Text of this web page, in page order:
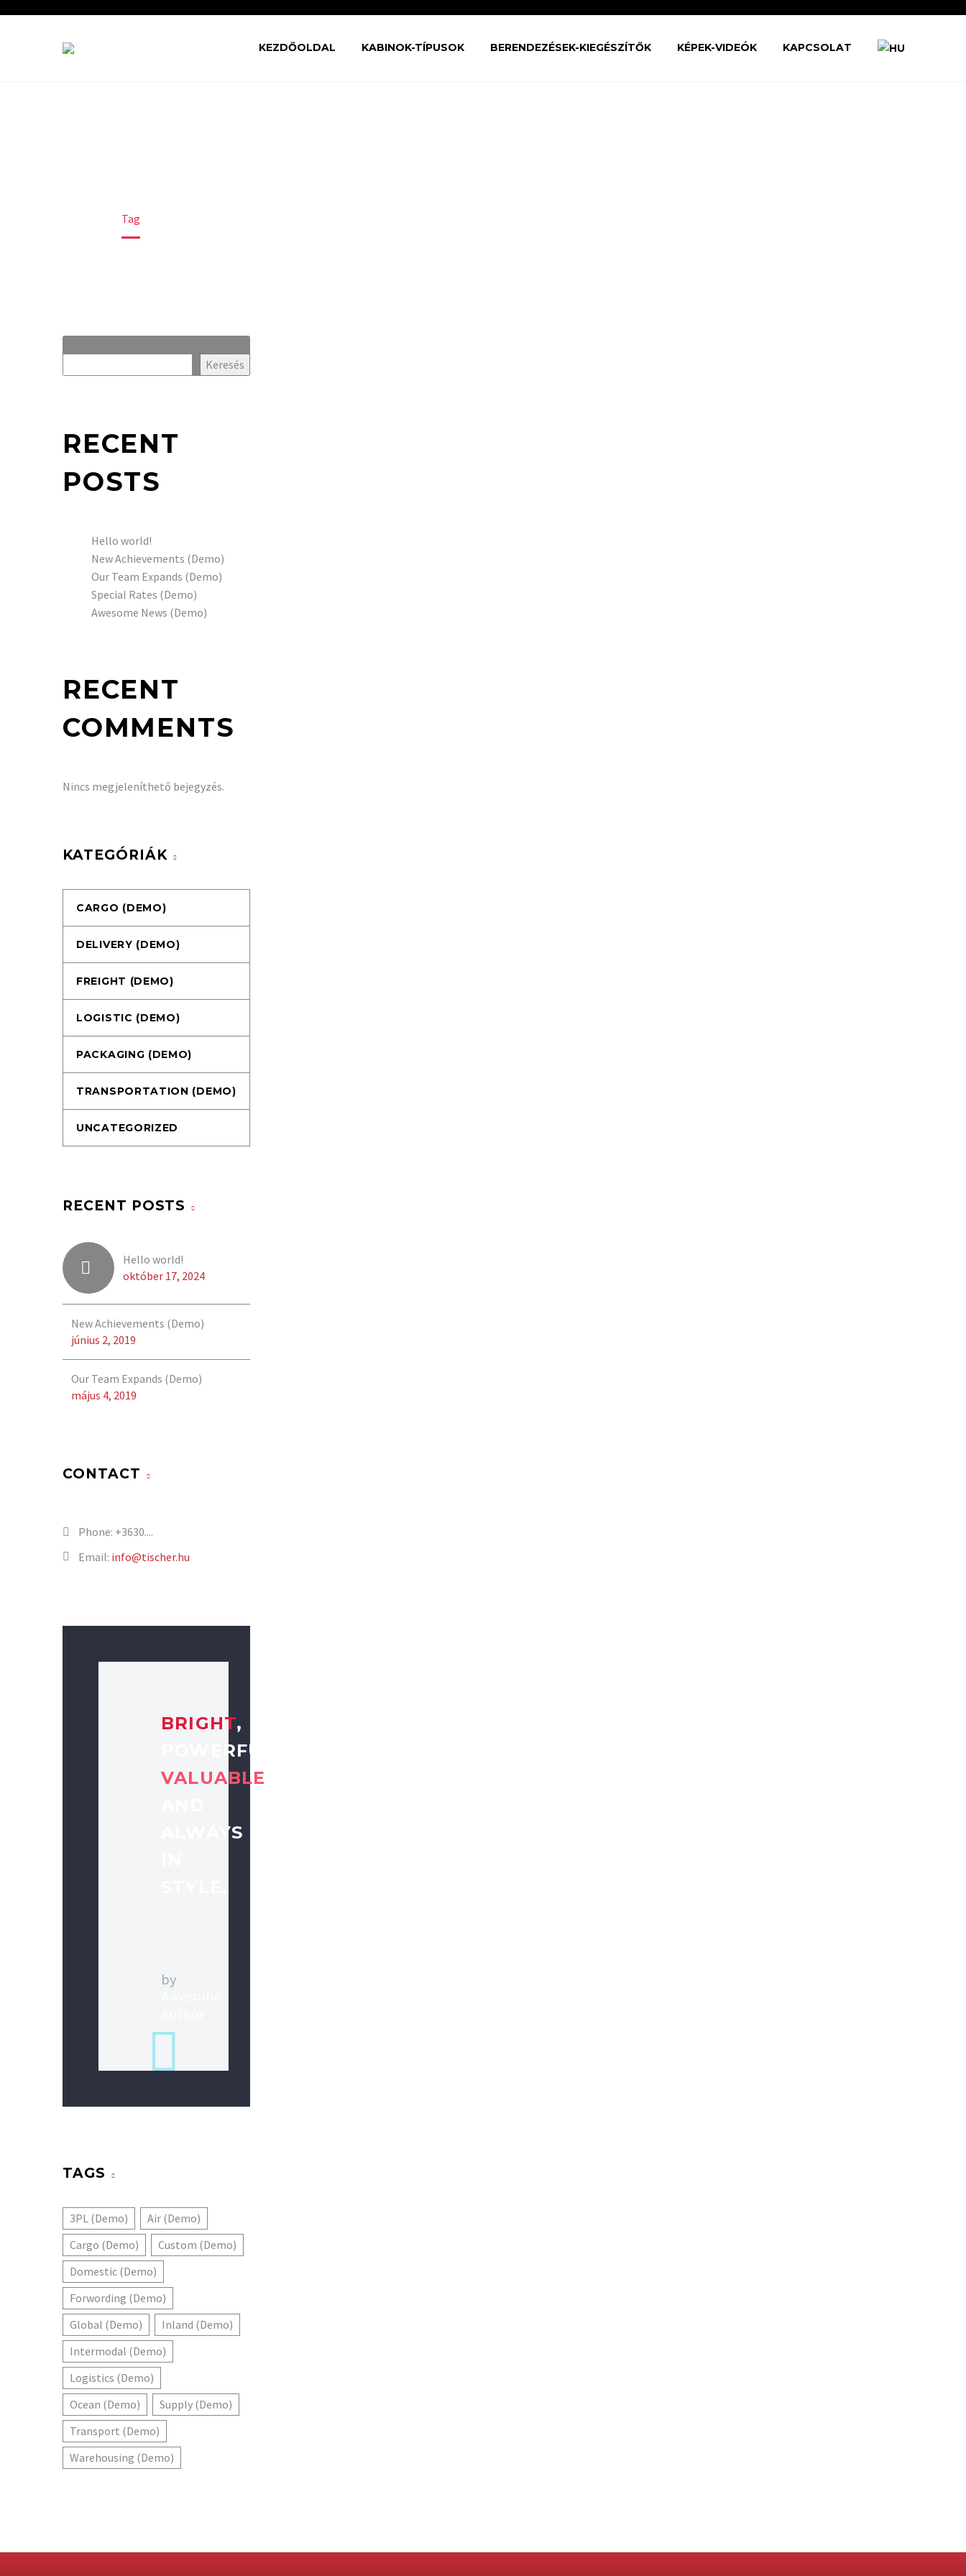
KEZDŐOLDAL KABINOK-TÍPUSOK BERENDEZÉSEK-KIEGÉSZÍTŐK KÉPEK-VIDEÓK KAPCSOLAT
Tag
Keresés
RECENT
POSTS
Hello world!
New Achievements (Demo)
Our Team Expands (Demo)
Special Rates (Demo)
Awesome News (Demo)
RECENT
COMMENTS
Nincs megjeleníthető bejegyzés.
KATEGÓRIÁK
CARGO (DEMO)
DELIVERY (DEMO)
FREIGHT (DEMO)
LOGISTIC (DEMO)
PACKAGING (DEMO)
TRANSPORTATION (DEMO)
UNCATEGORIZED
RECENT POSTS
Hello world!
október 17, 2024
New Achievements (Demo)
június 2, 2019
Our Team Expands (Demo)
május 4, 2019
CONTACT
Phone: +3630....
Email: info@tischer.hu
BRIGHT,
POWERFUL,
VALUABLE
ALWAYS
by
TAGS
3PL (Demo)
Air (Demo)
Cargo (Demo)
Custom (Demo)
Domestic (Demo)
Forwording (Demo)
Global (Demo)
Inland (Demo)
Intermodal (Demo)
Logistics (Demo)
Ocean (Demo)
Supply (Demo)
Transport (Demo)
Warehousing (Demo)